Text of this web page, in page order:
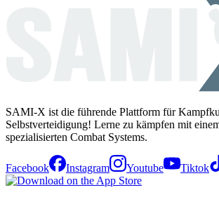
SAMI-X ist die führende Plattform für
Selbstverteidigung! Lerne zu kämpfen mit
spezialisierten Combat Systems.
Facebook Instagram Youtube Tiktok